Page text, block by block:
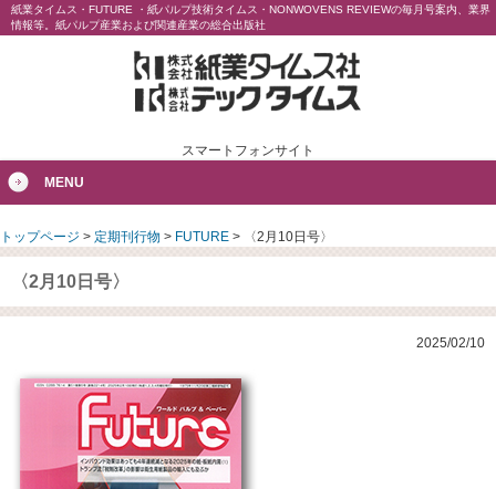
紙業タイムス・FUTURE ・紙パルプ技術タイムス・NONWOVENS REVIEWの毎月号案内、業界
情報等。紙パルプ産業および関連産業の総合出版社
スマートフォンサイト
MENU
トップページ > 定期刊行物 > FUTURE > 〈2月10日号〉
〈2月10日号〉
2025/02/10